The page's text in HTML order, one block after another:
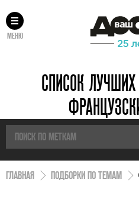
МЕНЮ
СПИСОК
ГЛАВНАЯ ПОДБОРКИ ПО ТЕМАМ